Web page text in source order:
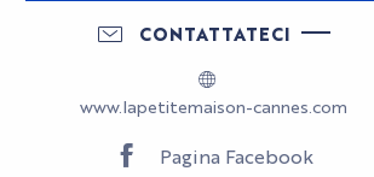
CONTATTATECI
www.lapetitemaison-cannes.com
Pagina Facebook